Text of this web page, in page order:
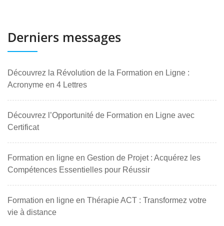
Derniers messages
Découvrez la Révolution de la Formation en Ligne :
Acronyme en 4 Lettres
Découvrez l’Opportunité de Formation en Ligne avec
Certificat
Formation en ligne en Gestion de Projet : Acquérez les
Compétences Essentielles pour Réussir
Formation en ligne en Thérapie ACT : Transformez votre
vie à distance